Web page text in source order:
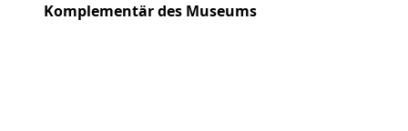
Komplementär des Museums